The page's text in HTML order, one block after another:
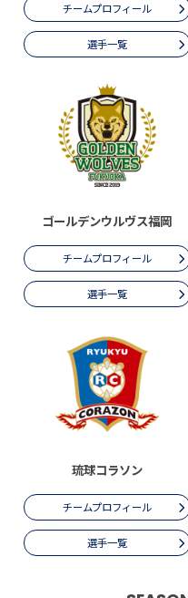
チームプロフィール
選手一覧
ゴールデンウルヴス福岡
チームプロフィール
選手一覧
琉球コラソン
チームプロフィール
選手一覧